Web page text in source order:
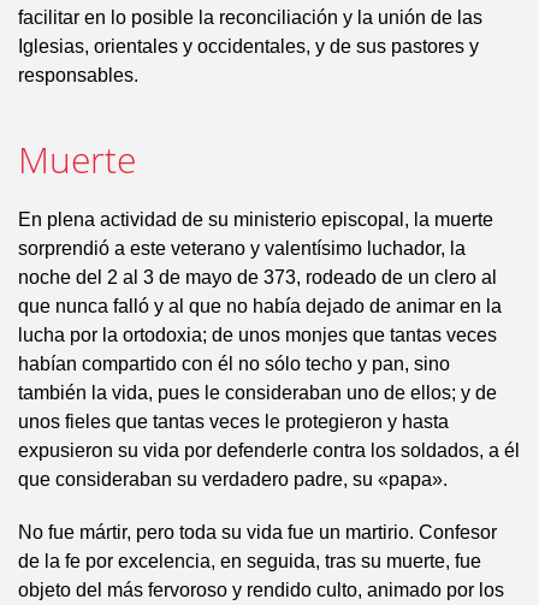
facilitar en lo posible la reconciliación y la unión de las
Iglesias, orientales y occidentales, y de sus pastores y
responsables.
Muerte
En plena actividad de su ministerio episcopal, la muerte
sorprendió a este veterano y valentísimo luchador, la
noche del 2 al 3 de mayo de 373, rodeado de un clero al
que nunca falló y al que no había dejado de animar en la
lucha por la ortodoxia; de unos monjes que tantas veces
habían compartido con él no sólo techo y pan, sino
también la vida, pues le consideraban uno de ellos; y de
unos fieles que tantas veces le protegieron y hasta
expusieron su vida por defenderle contra los soldados, a él
que consideraban su verdadero padre, su «papa».
No fue mártir, pero toda su vida fue un martirio. Confesor
de la fe por excelencia, en seguida, tras su muerte, fue
objeto del más fervoroso y rendido culto, animado por los